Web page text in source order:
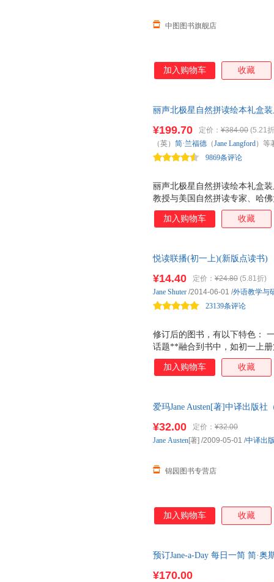
中图图书旗舰店
加入购物车 收藏
丽声北极星自然拼读绘本礼盒
自然拼读专家、“牛津阅读树”
造。涵盖所有常见拼读知识点
丽声北极星自然拼读绘本礼盒
教授与美国自然拼读专家、哈
编， 牛津阅读树 作者及插画家
礼盒装包括26个字母音、短元
¥199.70 定价： ¥384.00 (5.21
9869条评论
（英） 简·兰福德 （Jane Langford）等
加入购物车 收藏
悦读联播(初一上)(新版点读书)
修订后的图书，有以下特色：
话题**融合到书中，如初一上
第18 项 通讯（
友、计划与安排等话题；另一
使读者能够了解一个客观真实
贺卡， 英国一个普通家庭的生
英国人的喜怒哀乐； 书中还提
¥14.40 定价： ¥24.80 (5.81折)
23139条评论
Jane Shuter /2014-06-01 /外语教学与
加入购物车 收藏
爱玛Jane Austen[著]中译出版社
¥32.00 定价： ¥32.00
锦园图书专营店
Jane Austen[著] /2009-05-01 /中译出
加入购物车 收藏
预订Jane-a-Day 每日一简 简·
¥170.00